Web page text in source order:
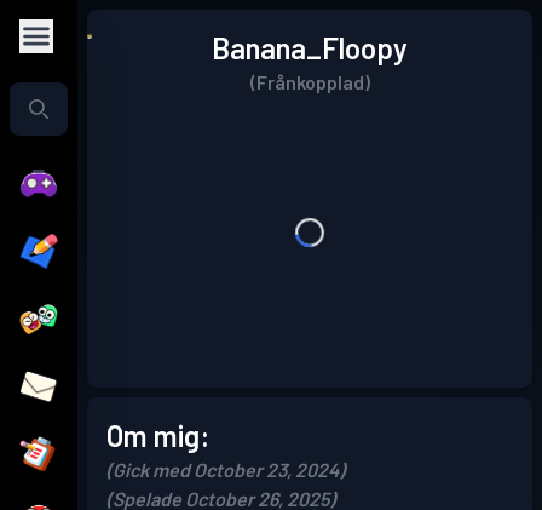
Banana_Floopy
(Frånkopplad)
Om mig:
(Gick med October 23, 2024)
(Spelade October 26, 2025)